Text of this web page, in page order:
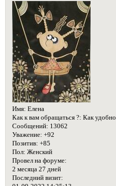
Имя: Елена
Как к вам обращаться ?: Как удобно
Сообщений: 13062
Уважение: +92
Позитив: +85
Пол: Женский
Провел на форуме:
2 месяца 27 дней
Последний визит: